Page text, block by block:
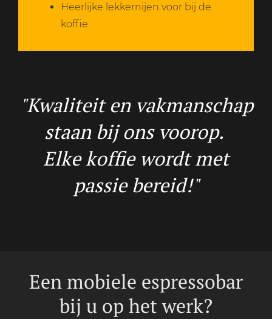
Heerlijke lekkernijen voor bij de
koffie
"Kwaliteit en vakmanschap
staan bij ons voorop.
Elke koffie wordt met
passie bereid!"
Een mobiele espressobar
bij u op het werk?